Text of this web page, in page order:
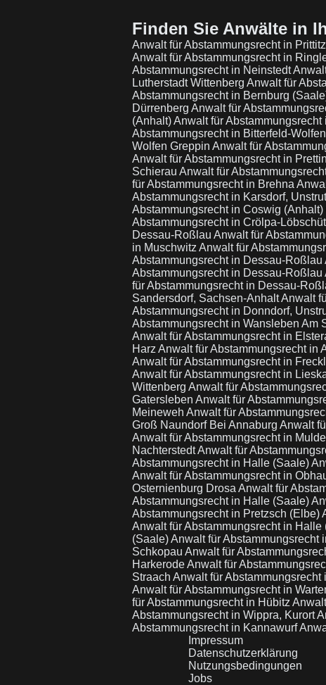
Finden Sie Anwälte in
Anwalt für Abstammungsrecht in Prittitz
Anwalt für Abstammungsrecht in
Abstammungsrecht in Neinstedt
Lutherstadt Wittenberg Anwalt für
Abstammungsrecht in Bernburg
Dürrenberg Anwalt für
(Anhalt)Anwalt für Abstammungsrecht
Abstammungsrecht in Bitterfeld-
Wolfen Greppin Anwalt für
Anwalt für Abstammungsrecht in Prettin
Schierau Anwalt für
für Abstammungsrecht in Brehna
Abstammungsrecht in Karsdorf,
Abstammungsrecht in Coswig
Abstammungsrecht in Crölpa-
Dessau-Roßlau Anwalt für
in Muschwitz Anwalt für
Abstammungsrecht in Dessau-Roßlau
Abstammungsrecht in Dessau-Roßlau
für Abstammungsrecht in Dessau-
Sandersdorf, Sachsen-AnhaltAnwalt
Abstammungsrecht in Donndorf,
Abstammungsrecht in Wansleben Am
Anwalt für Abstammungsrecht in
Harz Anwalt für Abstammungsrecht in
Anwalt für Abstammungsrecht in
Anwalt für Abstammungsrecht in
Wittenberg Anwalt für
Gatersleben Anwalt für
Meineweh Anwalt für
Groß Naundorf Bei Annaburg Anwalt
Anwalt für Abstammungsrecht in
NachterstedtAnwalt für
Abstammungsrecht in Halle (Saale)
Anwalt für Abstammungsrecht in
Osternienburg Drosa Anwalt für
Abstammungsrecht in Halle (Saale)
Abstammungsrecht in Pretzsch (Elbe)
Anwalt für Abstammungsrecht in Halle
(Saale)Anwalt für Abstammungsrecht
Schkopau Anwalt für
HarkerodeAnwalt für
Straach Anwalt für Abstammungsrecht
Anwalt für Abstammungsrecht in
für Abstammungsrecht in Hübitz
Abstammungsrecht in Wippra, Kurort
Abstammungsrecht in Kannawurf
Impressum
Datenschutzerklärung
Nutzungsbedingungen
Jobs